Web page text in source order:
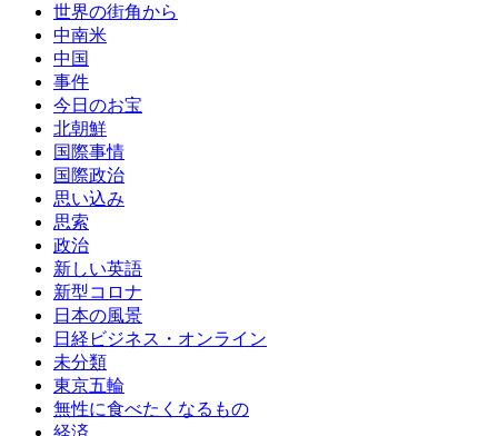
世界の街角から
中南米
中国
事件
今日のお宝
北朝鮮
国際事情
国際政治
思い込み
思索
政治
新しい英語
新型コロナ
日本の風景
日経ビジネス・オンライン
未分類
東京五輪
無性に食べたくなるもの